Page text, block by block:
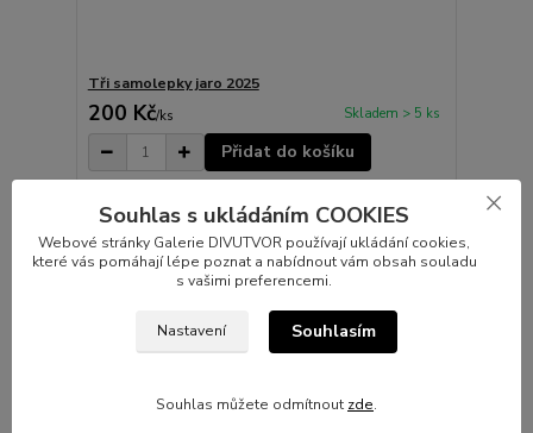
Tři samolepky jaro 2025
200 Kč/ks Skladem > 5 ks
Přidat do košíku
Souhlas s ukládáním COOKIES
Webové stránky Galerie DIVUTVOR používají ukládání cookies,
které vás pomáhají lépe poznat a nabídnout vám obsah souladu
s vašimi preferencemi.
Nastavení Souhlasím
Souhlas můžete odmítnout zde.